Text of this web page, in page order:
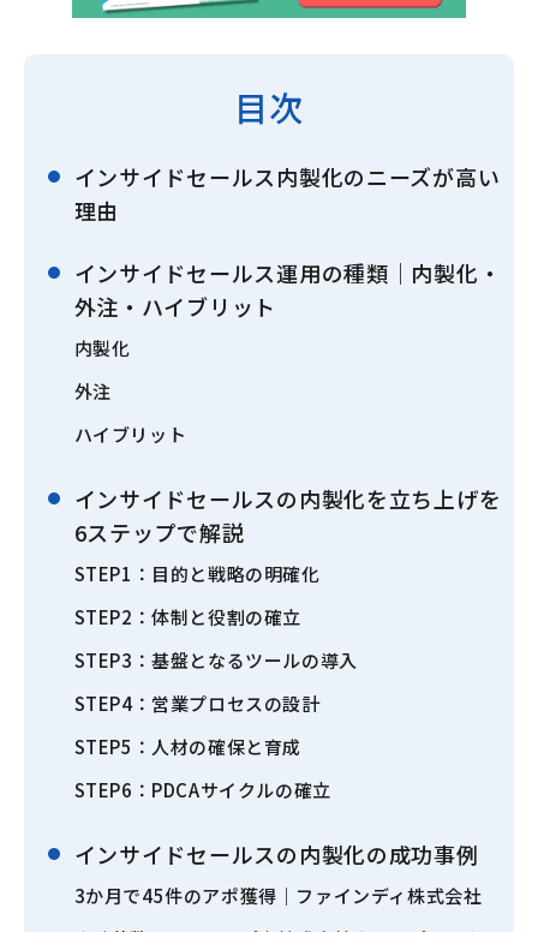
目次
インサイドセールス内製化のニーズが高い
理由
インサイドセールス運用の種類｜内製化・
外注・ハイブリット
内製化
外注
ハイブリット
インサイドセールスの内製化を立ち上げを
6ステップで解説
STEP1：目的と戦略の明確化
STEP2：体制と役割の確立
STEP3：基盤となるツールの導入
STEP4：営業プロセスの設計
STEP5：人材の確保と育成
STEP6：PDCAサイクルの確立
インサイドセールスの内製化の成功事例
3か月で45件のアポ獲得｜ファインディ株式会社